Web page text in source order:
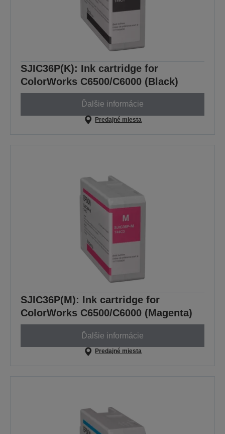
SJIC36P(K): Ink cartridge for
ColorWorks C6500/C6000 (Black)
Ďalšie informácie
Predajné miesta
SJIC36P(M): Ink cartridge for
ColorWorks C6500/C6000 (Magenta)
Ďalšie informácie
Predajné miesta